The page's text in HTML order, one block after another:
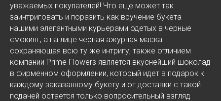
уважаемых покупателей! Что еще может так
заинтриговать и поразить как вручение букета
нашими элегантными курьерами одетых в черные
смокинг, а на лице черная ажурная маска
сохраняющая всю ту же интригу, также отличием
компании Prime Flowers является вкуснейший шоколад
в фирменном оформлении, который идет в подарок к
каждому заказанному букету и от доставки с такой
подачей остается только вопросительный взгляд